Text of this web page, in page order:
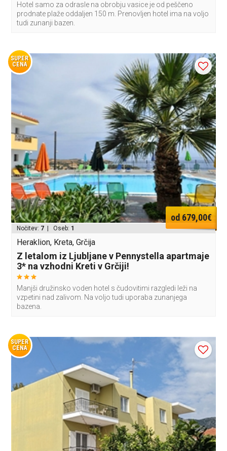
Hotel samo za odrasle na obrobju vasice je od peščeno
prodnate plaže oddaljen 150 m. Prenovljen hotel ima na voljo
tudi zunanji bazen.
SUPER
CENA
od 679,00€
Nočitev: 7 | Oseb: 1
Heraklion, Kreta, Grčija
Z letalom iz Ljubljane v Pennystella apartmaje
3* na vzhodni Kreti v Grčiji!
Manjši družinsko voden hotel s čudovitimi razgledi leži na
vzpetini nad zalivom. Na voljo tudi uporaba zunanjega
bazena.
SUPER
CENA